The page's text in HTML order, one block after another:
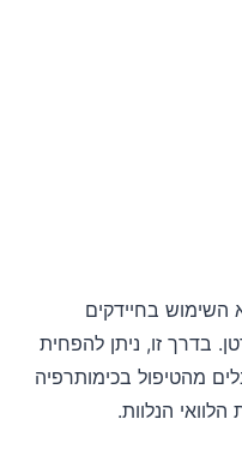
בחיידקים
בדרך זו, ניתן להפחית
מהטיפול בכימותרפיה
הלוואי הנלוות.